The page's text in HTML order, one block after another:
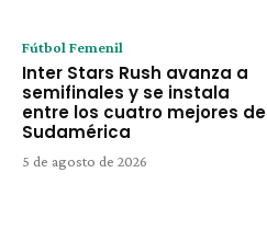
Fútbol Femenil
Inter Stars Rush avanza a
semifinales y se instala
entre los cuatro mejores de
Sudamérica
5 de agosto de 2026